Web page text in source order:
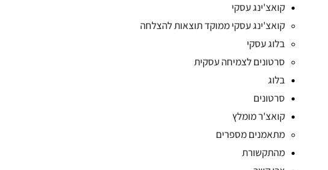
קואצ'ינג עסקי
קואצ'ינג עסקי ממוקד תוצאות להצלחה
בלוג עסקי
סרטונים לצמיחה עסקית
בלוג
סרטונים
קואצ'ר מומלץ
מתאמנים מספרים
מהתקשורת